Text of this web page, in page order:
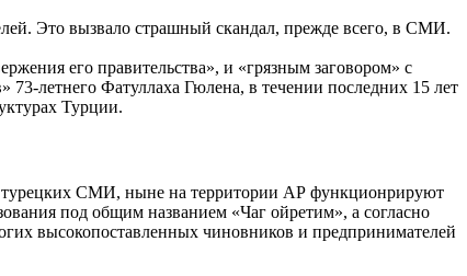
Это вызвало страшный скандал, прежде всего, в СМИ.
его правительства», и «грязным заговором» с
73-летнего Фатуллаха Гюлена, в течении последних 15 лет
Турции.
турецких СМИ, ныне на территории АР функционрируют
под общим названием «Чаг ойретим», а согласно
высокопоставленных чиновников и предпринимателей